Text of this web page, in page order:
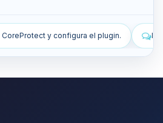
Instala plugins para mejorar mi servidor.